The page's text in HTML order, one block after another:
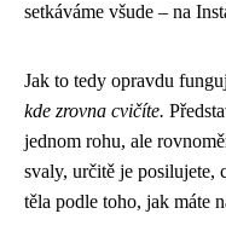
setkáváme všude – na
Jak to tedy opravdu
kde zrovna cvičíte.
jednom rohu, ale
svaly, určitě je posilujete,
těla podle toho, jak máte